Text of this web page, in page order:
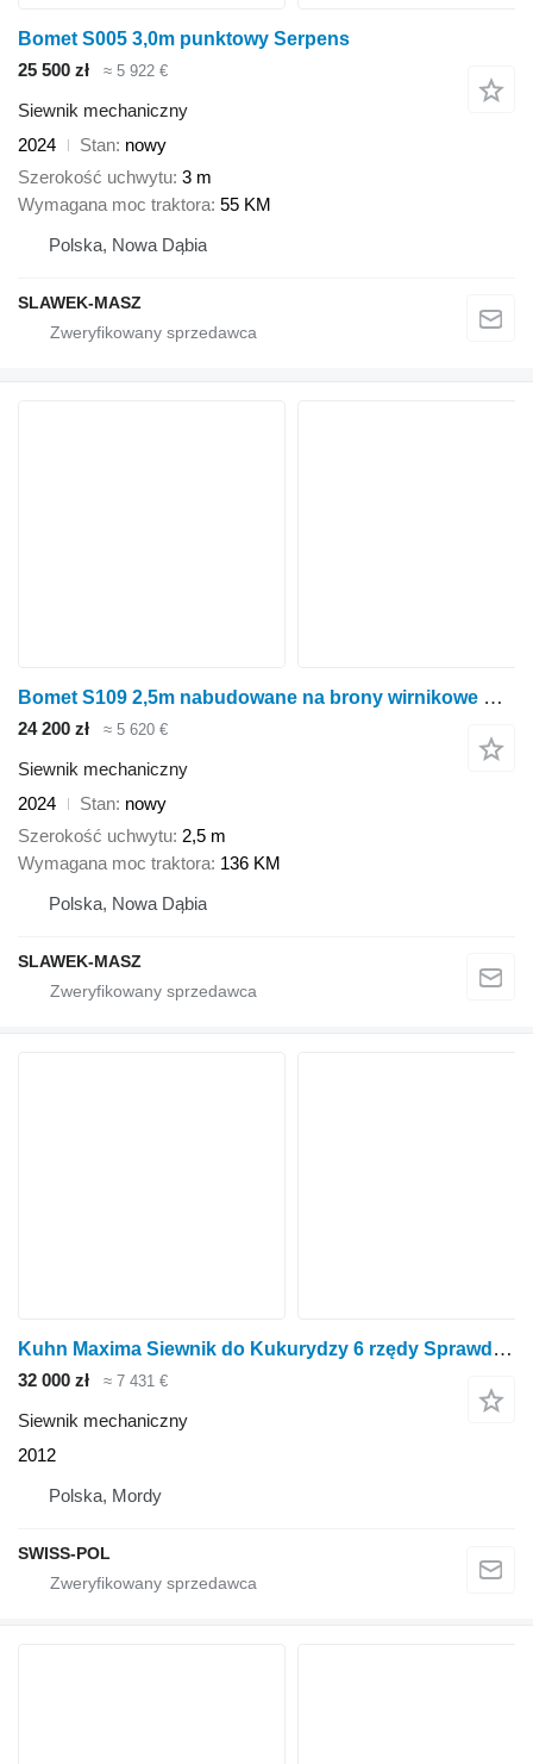
Bomet S005 3,0m punktowy Serpens
25 500 zł
≈ 5 922 €
Siewnik mechaniczny
2024
Stan nowy
Szerokość uchwytu 3 m
Wymagana moc traktora 55 KM
Polska, Nowa Dąbia
SLAWEK-MASZ
Bomet S109 2,5m nabudowane na brony wirnikowe Scorpius
24 200 zł ≈ 5 620 €
Siewnik mechaniczny
2024
Stan nowy
Szerokość uchwytu 2,5 m
Wymagana moc traktora 136 KM
Polska, Nowa Dąbia
SLAWEK-MASZ
Kuhn Maxima Siewnik do Kukurydzy 6 rzędy Sprawdzony Kverneland Accord
32 000 zł ≈ 7 431 €
Siewnik mechaniczny
2012
Polska, Mordy
SWISS-POL